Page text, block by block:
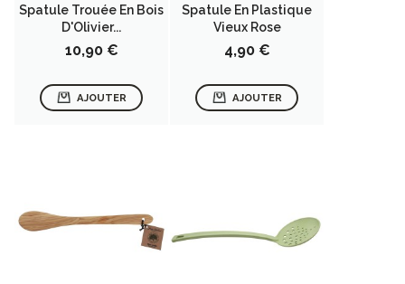
Spatule Trouée En Bois
D'Olivier...
Prix
10,90 €
AJOUTER
Spatule En Plastique
Vieux Rose
Prix
4,90 €
AJOUTER